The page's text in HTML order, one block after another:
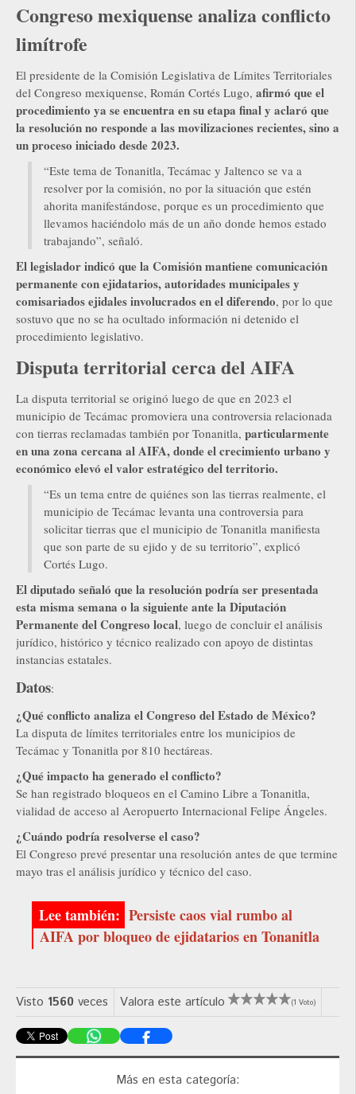
Congreso mexiquense analiza conflicto
limítrofe
El presidente de la Comisión Legislativa de Límites Territoriales
del Congreso mexiquense, Román Cortés Lugo, afirmó que el
procedimiento ya se encuentra en su etapa final y aclaró que
la resolución no responde a las movilizaciones recientes, sino a
un proceso iniciado desde 2023.
“Este tema de Tonanitla, Tecámac y Jaltenco se va a
resolver por la comisión, no por la situación que estén
ahorita manifestándose, porque es un procedimiento que
llevamos haciéndolo más de un año donde hemos estado
trabajando”, señaló.
El legislador indicó que la Comisión mantiene comunicación
permanente con ejidatarios, autoridades municipales y
comisariados ejidales involucrados en el diferendo, por lo que
sostuvo que no se ha ocultado información ni detenido el
procedimiento legislativo.
Disputa territorial cerca del AIFA
La disputa territorial se originó luego de que en 2023 el
municipio de Tecámac promoviera una controversia relacionada
con tierras reclamadas también por Tonanitla, particularmente
en una zona cercana al AIFA, donde el crecimiento urbano y
económico elevó el valor estratégico del territorio.
“Es un tema entre de quiénes son las tierras realmente, el
municipio de Tecámac levanta una controversia para
solicitar tierras que el municipio de Tonanitla manifiesta
que son parte de su ejido y de su territorio”, explicó
Cortés Lugo.
El diputado señaló que la resolución podría ser presentada
esta misma semana o la siguiente ante la Diputación
Permanente del Congreso local, luego de concluir el análisis
jurídico, histórico y técnico realizado con apoyo de distintas
instancias estatales.
Datos:
¿Qué conflicto analiza el Congreso del Estado de México?
La disputa de límites territoriales entre los municipios de
Tecámac y Tonanitla por 810 hectáreas.
¿Qué impacto ha generado el conflicto?
Se han registrado bloqueos en el Camino Libre a Tonanitla,
vialidad de acceso al Aeropuerto Internacional Felipe Ángeles.
¿Cuándo podría resolverse el caso?
El Congreso prevé presentar una resolución antes de que termine
mayo tras el análisis jurídico y técnico del caso.
Persiste caos vial rumbo al
AIFA por bloqueo de ejidatarios en Tonanitla
Visto 1560 veces Valora este artículo (1 Voto)
Más en esta categoría: